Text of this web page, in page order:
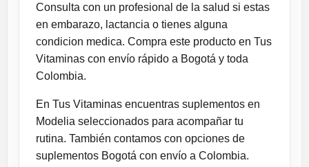
Consulta con un profesional de la salud si estas
en embarazo, lactancia o tienes alguna
condicion medica. Compra este producto en Tus
Vitaminas con envío rápido a Bogotá y toda
Colombia.
En Tus Vitaminas encuentras suplementos en
Modelia seleccionados para acompañar tu
rutina. También contamos con opciones de
suplementos Bogotá con envío a Colombia.